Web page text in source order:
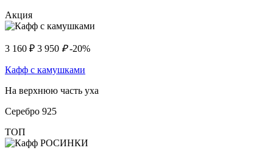
Акция
3 160 ₽ 3 950 ₽ -20%
Кафф с камушками
На верхнюю часть уха
Серебро 925
ТОП